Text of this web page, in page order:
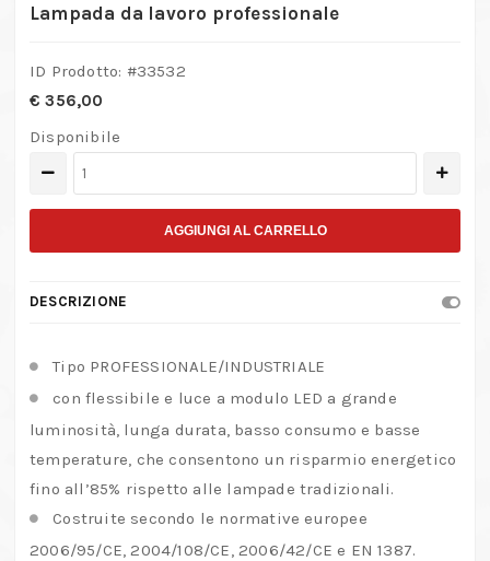
Lampada da lavoro professionale
ID Prodotto: #33532
€ 356,00
Disponibile
Lampada
professionale
AGGIUNGI AL CARRELLO
DESCRIZIONE
Tipo PROFESSIONALE/INDUSTRIALE
con flessibile e luce a modulo LED a grande
luminosità, lunga durata, basso consumo e basse
temperature, che consentono un risparmio energetico
fino all’85% rispetto alle lampade tradizionali.
Costruite secondo le normative europee
2006/95/CE, 2004/108/CE, 2006/42/CE e EN 1387.